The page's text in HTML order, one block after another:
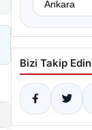
Bizi Takip Edin